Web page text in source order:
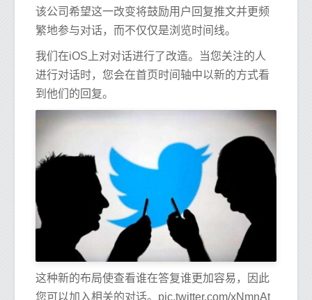
该公司希望这一改变将鼓励用户回复推文并更频
繁地参与对话，而不仅仅是浏览时间线。
我们在iOS上对对话进行了改造。当您关注的人
进行对话时，您会在首页时间轴中以新的方式看
到他们的回复。
这种新的布局使查看谁在答复谁更加容易，因此
您可以加入相关的对话。pic.twitter.com/xNmnAt